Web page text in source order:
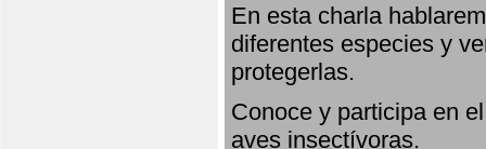
En esta charla
diferentes especies y
protegerlas.
Conoce y participa en
aves insectívoras.